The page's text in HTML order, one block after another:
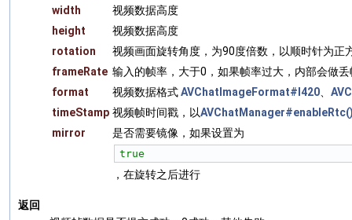
width
视频数据高度
height
视频数据高度
rotation
视频画面旋转角度，为90度倍数，以顺时针为正
frameRate 输入的帧率，大于0，如果帧率过大，内部会做
format
视频数据格式AVChatImageFormat#I420、
timeStamp 视频帧时间戳，以
mirror
是否需要镜像，如果设置为
true
，在旋转之后进行
返回